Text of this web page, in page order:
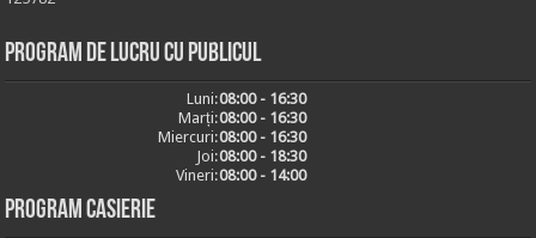
Program de lucru cu publicul
Luni:08:00 - 16:30
Marți:08:00 - 16:30
Miercuri:08:00 - 16:30
Joi:08:00 - 18:30
Vineri:08:00 - 14:00
Program casierie